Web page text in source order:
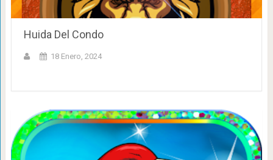
Huida Del Condo
18 Enero, 2024